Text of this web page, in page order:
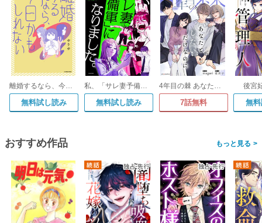
離婚するなら、今日かもしれない
無料試し読み
私、「サレ妻予備軍」になりました。
無料試し読み
4年目の棘 あなたとしたいだけなのに
7話無料
後宮
無
おすすめ作品 >